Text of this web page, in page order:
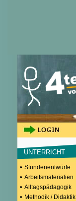
UNTERRICHT
• Stundenentwürfe
• Arbeitsmaterialien
• Alltagspädagogik
• Methodik / Didaktik